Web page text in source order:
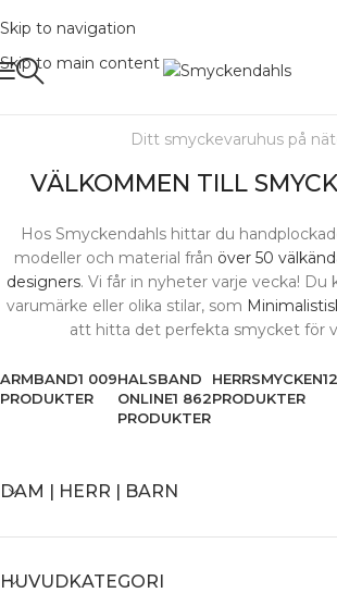
Skip to navigation
Skip to main content
Ditt smyckevaruhus på
VÄLKOMMEN TILL
Hos Smyckendahls hittar du
modeller och material från över 50
designers. Vi får in nyheter varje vecka! Du
varumärke eller olika stilar, som
att hitta det perfekta smycket för
ARMBAND1 009
PRODUKTER
HALSBAND
ONLINE1 862
PRODUKTER
HERRSMYCKEN
PRODUKTER
DAM | HERR | BARN
HUVUDKATEGORI